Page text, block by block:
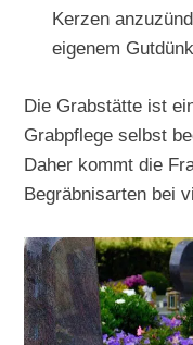
Kerzen
eigenem
Die Grabstätte ist
Grabpflege selbst
Daher kommt die
Begräbnisarten bei